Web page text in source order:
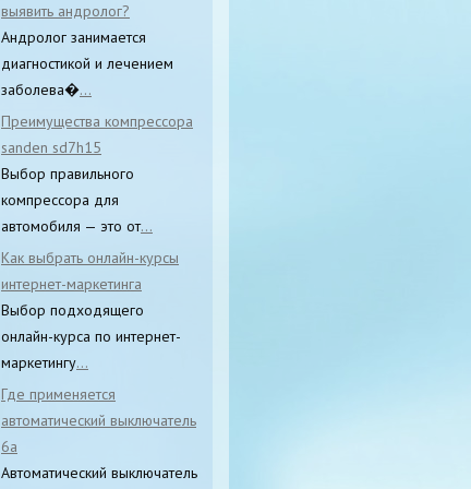
выявить андролог?
Андролог занимается
диагностикой и лечением
заболева�...
Преимущества компрессора
sanden sd7h15
Выбор правильного
компрессора для
автомобиля — это от...
Как выбрать онлайн-курсы
интернет-маркетинга
Выбор подходящего
онлайн-курса по интернет-
маркетингу...
Где применяется
автоматический выключатель
6а
Автоматический выключатель